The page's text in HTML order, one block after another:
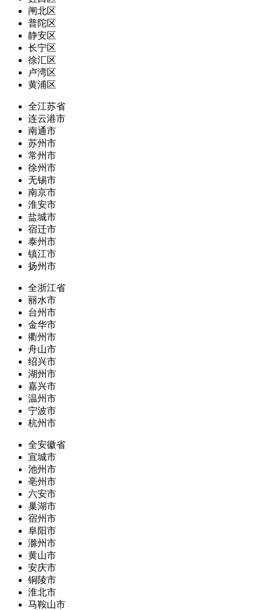
闸北区
普陀区
静安区
长宁区
徐汇区
卢湾区
黄浦区
全江苏省
连云港市
南通市
苏州市
常州市
徐州市
无锡市
南京市
淮安市
盐城市
宿迁市
泰州市
镇江市
扬州市
全浙江省
丽水市
台州市
金华市
衢州市
舟山市
绍兴市
湖州市
嘉兴市
温州市
宁波市
杭州市
全安徽省
宣城市
池州市
亳州市
六安市
巢湖市
宿州市
阜阳市
滁州市
黄山市
安庆市
铜陵市
淮北市
马鞍山市